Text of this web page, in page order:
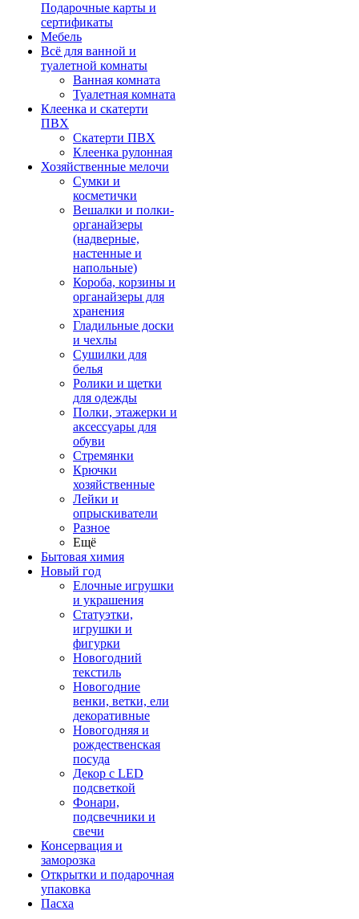
Подарочные карты и
сертификаты
Мебель
Всё для ванной и
туалетной комнаты
Ванная комната
Туалетная комната
Клеенка и скатерти
ПВХ
Скатерти ПВХ
Клеенка рулонная
Хозяйственные мелочи
Сумки и
косметички
Вешалки и полки-
органайзеры
(надверные,
настенные и
напольные)
Короба, корзины и
органайзеры для
хранения
Гладильные доски
и чехлы
Сушилки для
белья
Ролики и щетки
для одежды
Полки, этажерки и
аксессуары для
обуви
Стремянки
Крючки
хозяйственные
Лейки и
опрыскиватели
Разное
Ещё
Бытовая химия
Новый год
Елочные игрушки
и украшения
Статуэтки,
игрушки и
фигурки
Новогодний
текстиль
Новогодние
венки, ветки, ели
декоративные
Новогодняя и
рождественская
посуда
Декор с LED
подсветкой
Фонари,
подсвечники и
свечи
Консервация и
заморозка
Открытки и подарочная
упаковка
Пасха